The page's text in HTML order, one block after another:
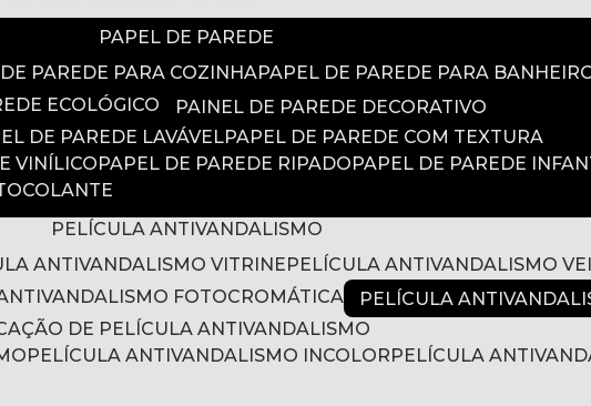
PAPEL DE PAREDE
DE PAREDE PARA COZINHA PAPEL DE PAREDE PARA
ECOLÓGICO
PAINEL DE PAREDE DECORATIVO
DE PAREDE LAVÁVEL PAPEL DE PAREDE COM TEXTURA
VINÍLICO PAPEL DE PAREDE RIPADO
PAPEL DE PAREDE
PELÍCULA ANTIVANDALISMO
ANTIVANDALISMO VITRINE
PELÍCULA ANTIVANDALISMO
ANTIVANDALISMO FOTOCROMÁTICA
PELÍCULA
DE PELÍCULA ANTIVANDALISMO
PELÍCULA ANTIVANDALISMO INCOLOR
PELÍCULA